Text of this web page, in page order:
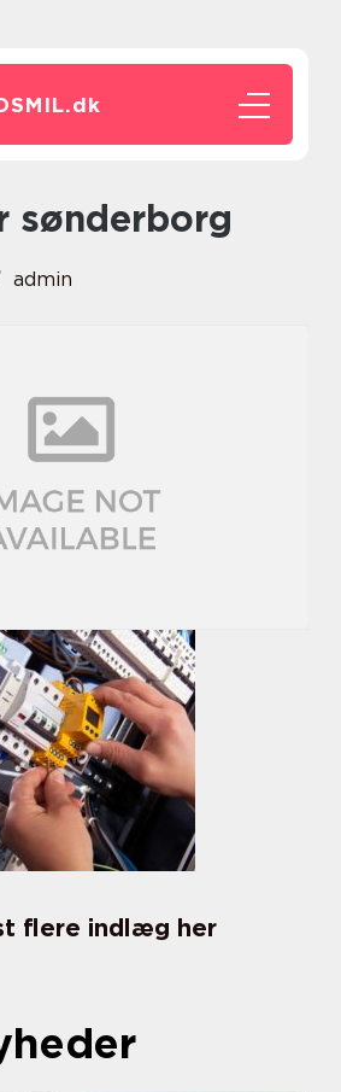
dk
sønderborg
admin
flere indlæg her